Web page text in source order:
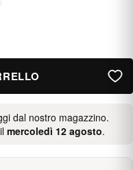
dal nostro magazzino.
mercoledì 12 agosto.